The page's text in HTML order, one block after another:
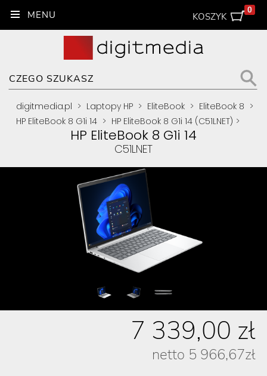
KOSZYK
0
digitmedia.pl > Laptopy HP > EliteBook > EliteBook 8 >
HP EliteBook 8 G1i 14 > HP EliteBook 8 G1i 14 (C51LNET) >
HP EliteBook 8 G1i 14
C51LNET
7 339,00 zł
netto 5 966,67zł